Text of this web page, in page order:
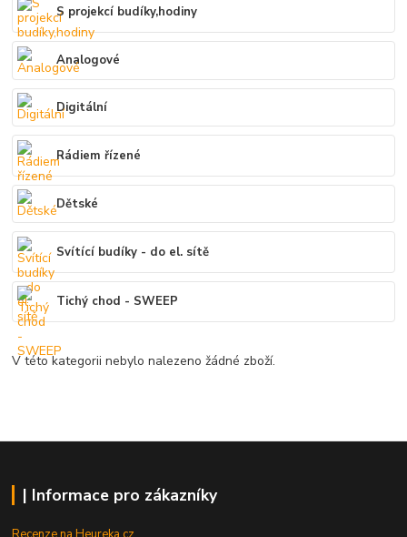
S projekcí budíky,hodiny
Analogové
Digitální
Rádiem řízené
Dětské
Svítící budíky - do el. sítě
Tichý chod - SWEEP
V této kategorii nebylo nalezeno žádné zboží.
| Informace pro zákazníky